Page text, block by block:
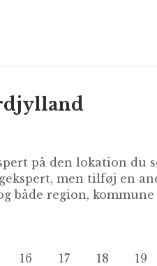
på den lokation du
men tilføj en
både region,
16 17 18 19